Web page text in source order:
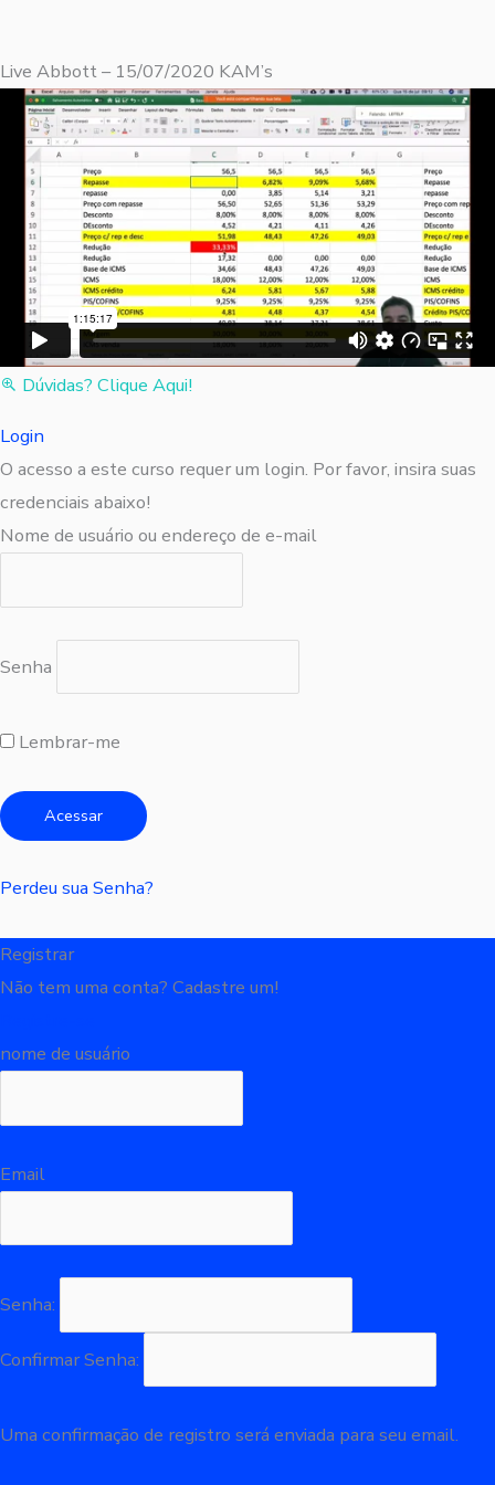
Live Abbott – 15/07/2020 KAM’s
Dúvidas? Clique Aqui!
Login
O acesso a este curso requer um login. Por favor, insira suas
credenciais abaixo!
Nome de usuário ou endereço de e-mail
Senha
Lembrar-me
Perdeu sua Senha?
Registrar
Não tem uma conta? Cadastre um!
nome de usuário
Email
Senha:
Confirmar Senha:
Uma confirmação de registro será enviada para seu email.